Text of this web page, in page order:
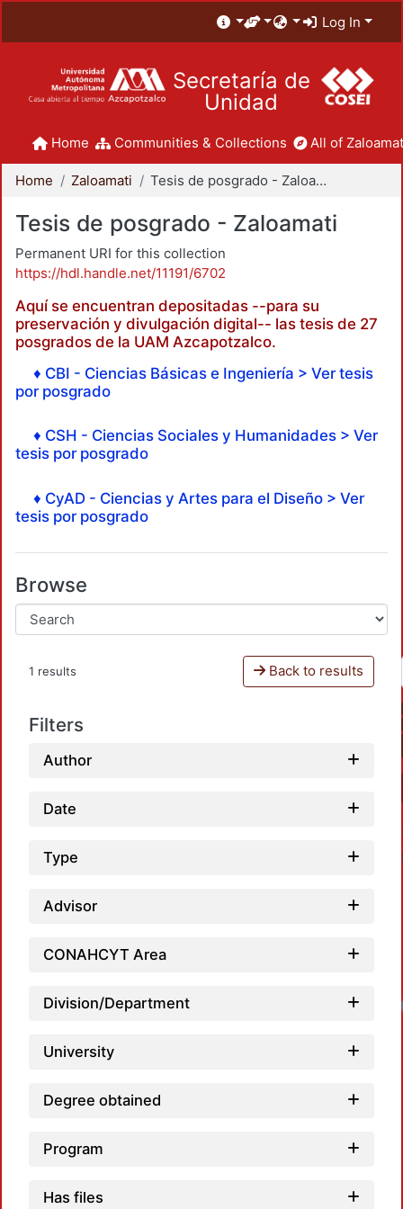
Log In
Secretaría de
Unidad
Home Communities & Collections All of
Home Zaloamati Tesis de posgrado - Zaloamati
Tesis de posgrado - Zaloamati
Permanent URI for this collection
https://hdl.handle.net/11191/6702
Aquí se encuentran depositadas --para su
preservación y divulgación digital-- las tesis de 27
posgrados de la UAM Azcapotzalco.
♦ CBI - Ciencias Básicas e Ingeniería > Ver tesis
por posgrado
♦ CSH - Ciencias Sociales y Humanidades > Ver
tesis por posgrado
♦ CyAD - Ciencias y Artes para el Diseño > Ver
tesis por posgrado
Browse
1 results Back to results
Filters
Author
Date
Type
Advisor
CONAHCYT Area
Division/Department
University
Degree obtained
Program
Has files